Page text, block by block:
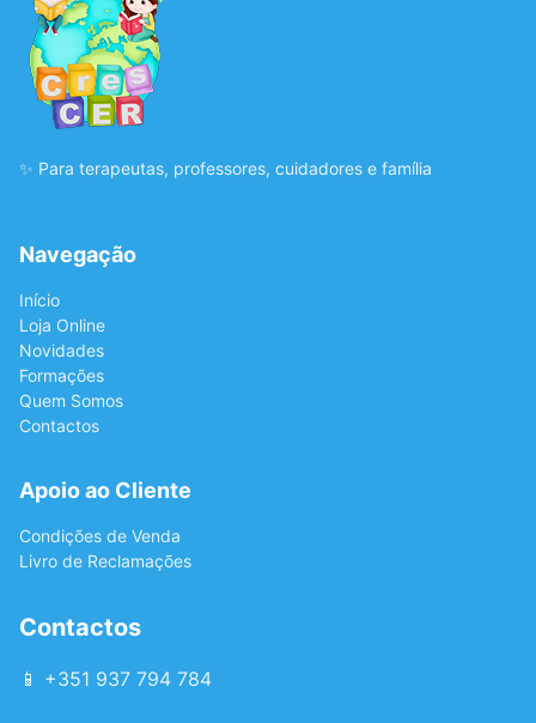
✨ Para terapeutas, professores, cuidadores e família
Navegação
Início
Loja Online
Novidades
Formações
Quem Somos
Contactos
Apoio ao Cliente
Condições de Venda
Livro de Reclamações
Contactos
📱 +351 937 794 784